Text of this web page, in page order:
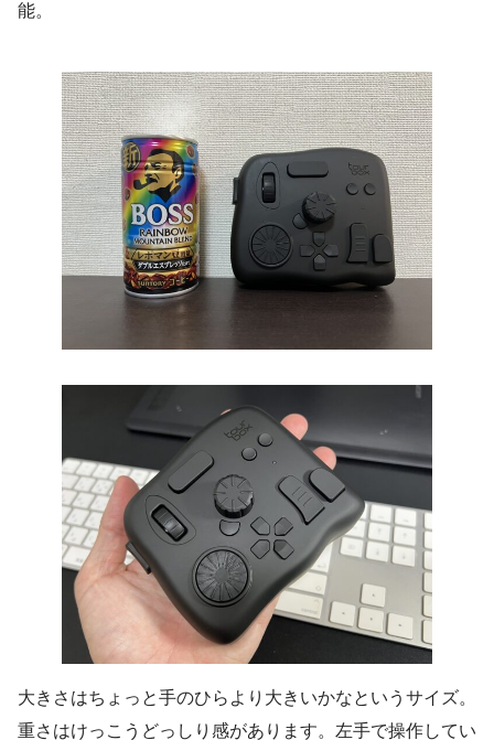
能。
大きさはちょっと手のひらより大きいかなというサイズ。
重さはけっこうどっしり感があります。左手で操作してい